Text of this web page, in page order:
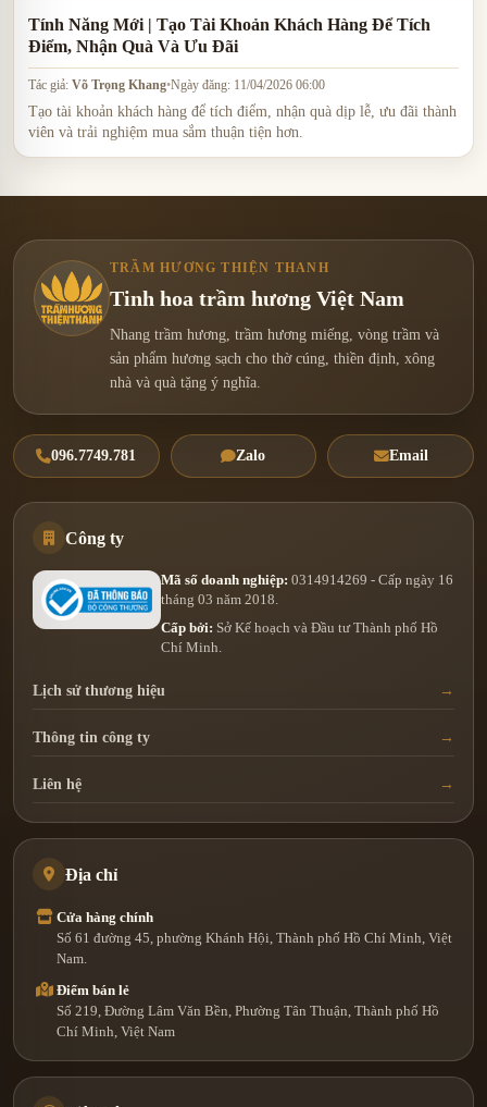
Tính Năng Mới | Tạo Tài Khoản Khách Hàng Để Tích
Điểm, Nhận Quà Và Ưu Đãi
Tác giả:Võ Trọng Khang•Ngày đăng: 11/04/2026 06:00
Tạo tài khoản khách hàng để tích điểm, nhận quà dịp lễ, ưu đãi thành
viên và trải nghiệm mua sắm thuận tiện hơn.
TRẦM HƯƠNG THIỆN THANH
Tinh hoa trầm hương Việt Nam
Nhang trầm hương, trầm hương miếng, vòng trầm và
sản phẩm hương sạch cho thờ cúng, thiền định, xông
nhà và quà tặng ý nghĩa.
096.7749.781 Zalo Email
Công ty
Mã số doanh nghiệp: 0314914269 - Cấp ngày 16
tháng 03 năm 2018.
Cấp bởi: Sở Kế hoạch và Đầu tư Thành phố Hồ
Chí Minh.
Lịch sử thương hiệu
Thông tin công ty
Liên hệ
Địa chỉ
Cửa hàng chính
Số 61 đường 45, phường Khánh Hội, Thành phố Hồ Chí Minh, Việt
Nam.
Điểm bán lẻ
Số 219, Đường Lâm Văn Bền, Phường Tân Thuận, Thành phố Hồ
Chí Minh, Việt Nam